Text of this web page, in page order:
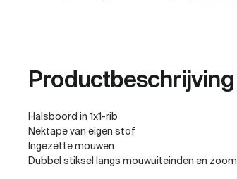
Productbeschrijving
Halsboord in 1x1-rib
Nektape van eigen stof
Ingezette mouwen
Dubbel stiksel langs mouwuiteinden en zoom